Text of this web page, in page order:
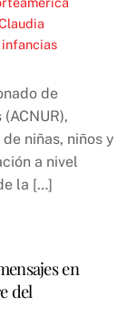
infancias
de
niñas, niños y
a nivel
la […]
en
del